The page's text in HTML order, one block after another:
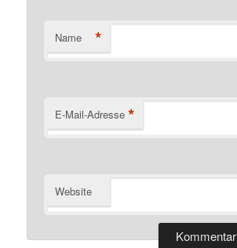
Name *
E-Mail-Adresse *
Website